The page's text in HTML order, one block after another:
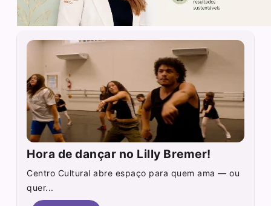
Hora de dançar no Lilly Bremer!
Centro Cultural abre espaço para quem ama — ou
quer...